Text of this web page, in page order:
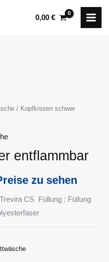
0,00 €
/ Kopfkissen schwer
entflammbar
zu sehen
CS Füllung : Füllung